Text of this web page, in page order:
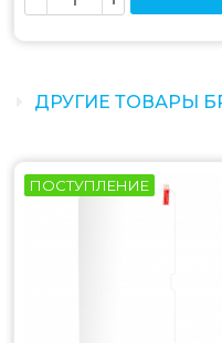
ДРУГИЕ ТОВАРЫ
ПОСТУПЛЕНИЕ